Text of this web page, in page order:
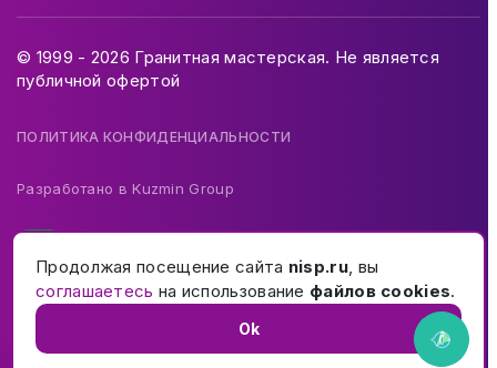
© 1999 - 2026 Гранитная мастерская. Не является
публичной офертой
ПОЛИТИКА КОНФИДЕНЦИАЛЬНОСТИ
Разработано вKuzmin Group
Продолжая посещение сайта nisp.ru, вы
соглашаетесь на использование файлов cookies.
Ok